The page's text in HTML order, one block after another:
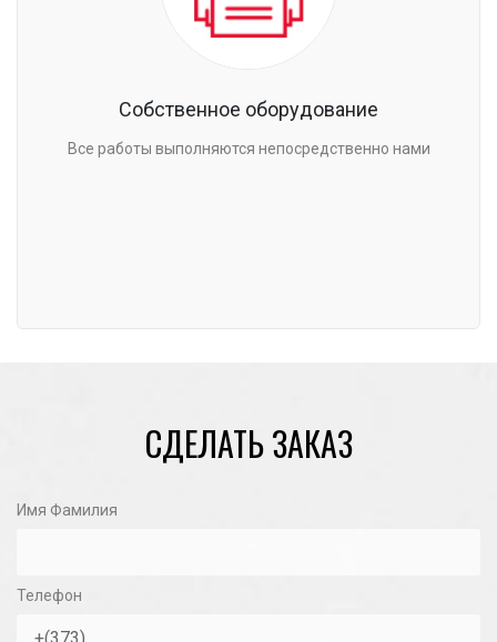
Собственное оборудование
Все работы выполняются непосредственно нами
СДЕЛАТЬ ЗАКАЗ
Имя Фамилия
Телефон